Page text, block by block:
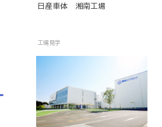
日産車体 湘南工場
工場見学